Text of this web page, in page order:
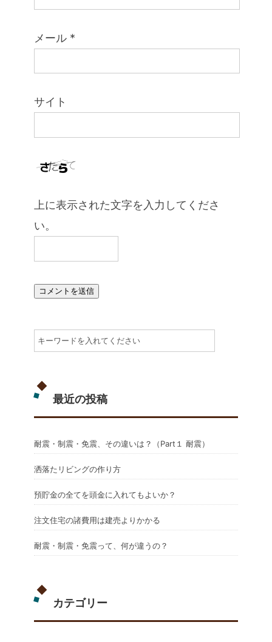
メール *
サイト
上に表示された文字を入力してくださ
い。
最近の投稿
耐震・制震・免震、その違いは？（Part１ 耐震）
洒落たリビングの作り方
預貯金の全てを頭金に入れてもよいか？
注文住宅の諸費用は建売よりかかる
耐震・制震・免震って、何が違うの？
カテゴリー